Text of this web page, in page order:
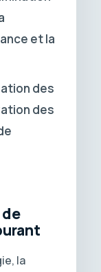
et la
des
des
la